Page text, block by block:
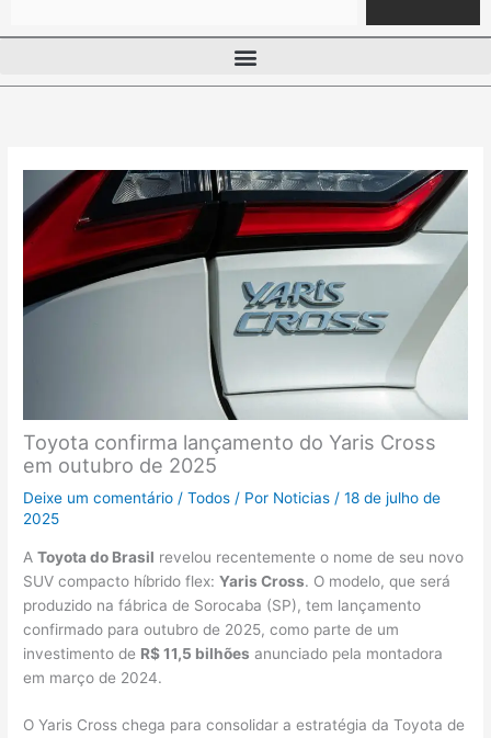
Toyota confirma lançamento do Yaris Cross
em outubro de 2025
Deixe um comentário /Todos / Por Noticias /18 de julho de
2025
AToyota do Brasil revelou recentemente o nome de seu novo
SUV compacto híbrido flex:Yaris Cross. O modelo, que será
produzido na fábrica de Sorocaba (SP), tem lançamento
confirmado para outubro de 2025, como parte de um
investimento de R$ 11,5 bilhões anunciado pela montadora
em março de 2024.
O Yaris Cross chega para consolidar a estratégia da Toyota de